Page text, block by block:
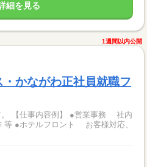
細を見る
1週間以内公開
かながわ正社員就職フ
内
等 ●ホテルフロント お客様対応、